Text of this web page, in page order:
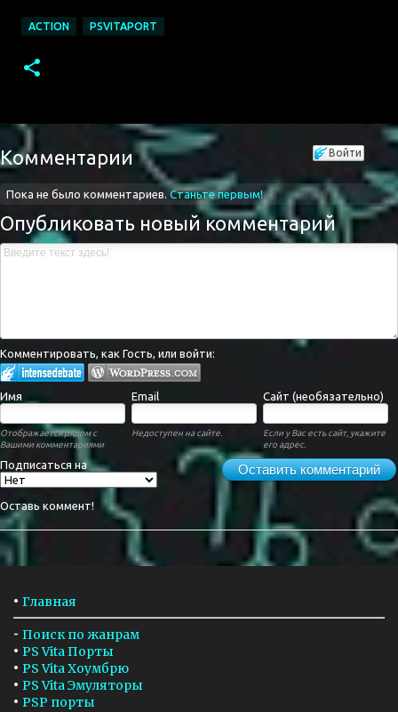
ACTION PSVITAPORT
Войти
Комментарии
Пока не было комментариев. Станьте первым!
Опубликовать новый комментарий
Комментировать, как Гость, или войти:
Имя Email Сайт (необязательно)
Отображается рядом с
Вашими комментариями
Недоступен на сайте.
Если у Вас есть сайт, укажите
его адрес.
Оставить комментарий
Подписаться на
Оставь коммент!
• Главная
- Поиск по жанрам
• PS Vita Порты
• PS Vita Хоумбрю
• PS Vita Эмуляторы
• PSP порты